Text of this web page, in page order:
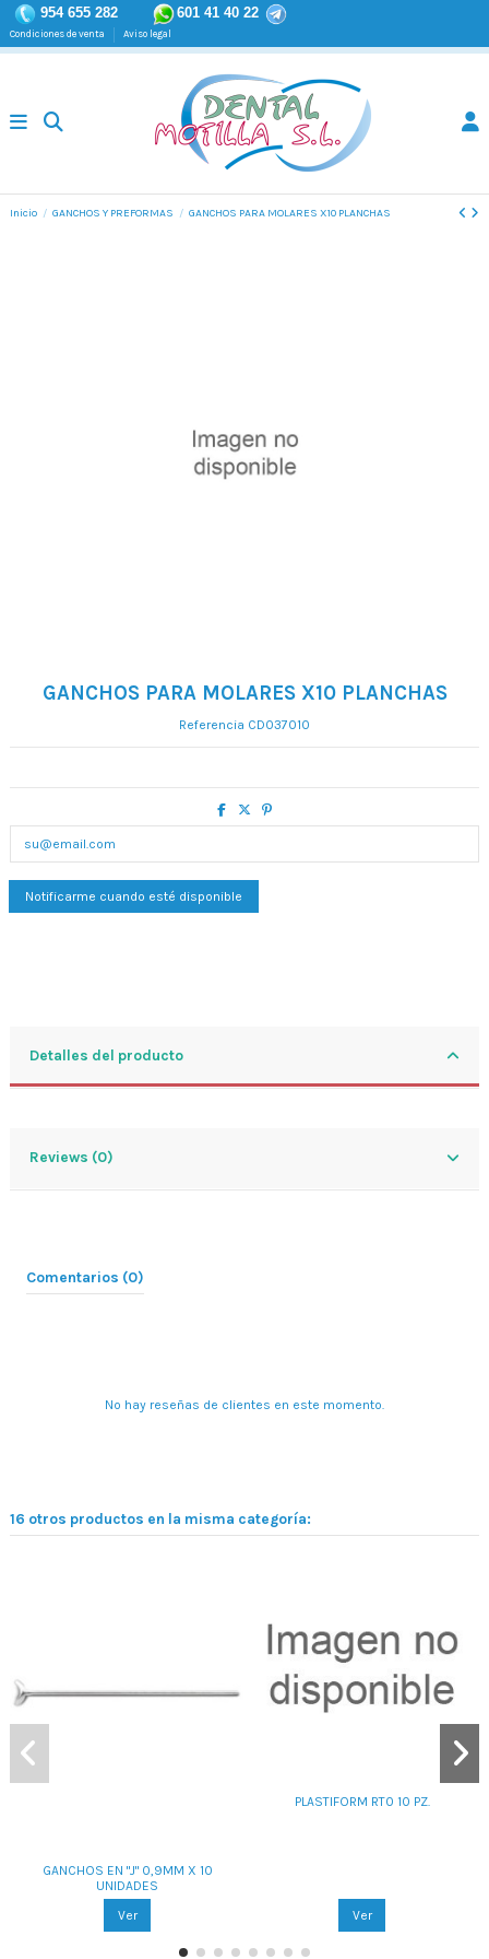
954 655 282 601 41 40 22
Condiciones de venta Aviso legal
Inicio GANCHOS Y PREFORMAS GANCHOS PARA MOLARES X10 PLANCHAS
GANCHOS PARA MOLARES X10 PLANCHAS
Referencia CD037010
Detalles del producto
Reviews (0)
Comentarios (0)
No hay reseñas de clientes en este momento.
16 otros productos en la misma categoría:
GANCHOS EN "J" 0,9MM X 10
UNIDADES
Ver
PLASTIFORM RT0 10 PZ.
Ver